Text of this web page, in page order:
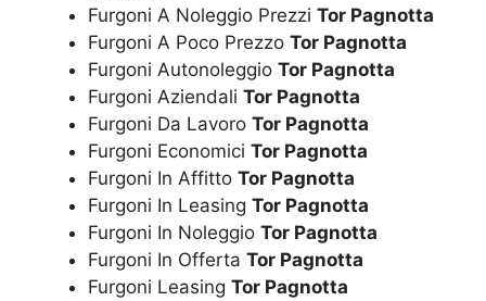
Furgoni A Noleggio Prezzi Tor Pagnotta
Furgoni A Poco Prezzo Tor Pagnotta
Furgoni Autonoleggio Tor Pagnotta
Furgoni Aziendali Tor Pagnotta
Furgoni Da Lavoro Tor Pagnotta
Furgoni Economici Tor Pagnotta
Furgoni In Affitto Tor Pagnotta
Furgoni In Leasing Tor Pagnotta
Furgoni In Noleggio Tor Pagnotta
Furgoni In Offerta Tor Pagnotta
Furgoni Leasing Tor Pagnotta